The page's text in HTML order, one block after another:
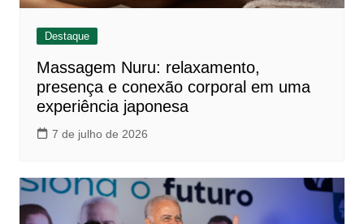
Destaque
Massagem Nuru: relaxamento,
presença e conexão corporal em uma
experiência japonesa
7 de julho de 2026